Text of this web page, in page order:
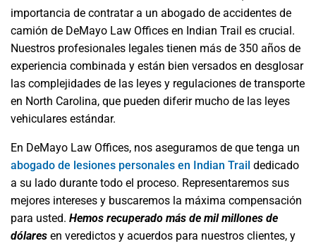
importancia de contratar a un abogado de accidentes de
camión de DeMayo Law Offices en Indian Trail es crucial.
Nuestros profesionales legales tienen más de 350 años de
experiencia combinada y están bien versados en desglosar
las complejidades de las leyes y regulaciones de transporte
en North Carolina, que pueden diferir mucho de las leyes
vehiculares estándar.
En DeMayo Law Offices, nos aseguramos de que tenga un
abogado de lesiones personales en Indian Trail dedicado
a su lado durante todo el proceso. Representaremos sus
mejores intereses y buscaremos la máxima compensación
para usted. Hemos recuperado más de mil millones de
dólares en veredictos y acuerdos para nuestros clientes, y